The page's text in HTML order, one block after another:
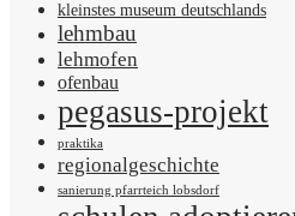
kleinstes museum deutschlands
lehmbau
lehmofen
ofenbau
pegasus-projekt
praktika
regionalgeschichte
sanierung pfarrteich lobsdorf